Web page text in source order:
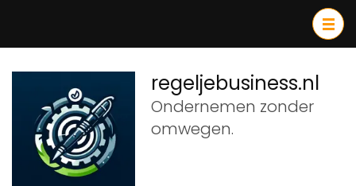
inhoud
(druk
Enter)
regeljebusiness.nl
Ondernemen zonder
omwegen.